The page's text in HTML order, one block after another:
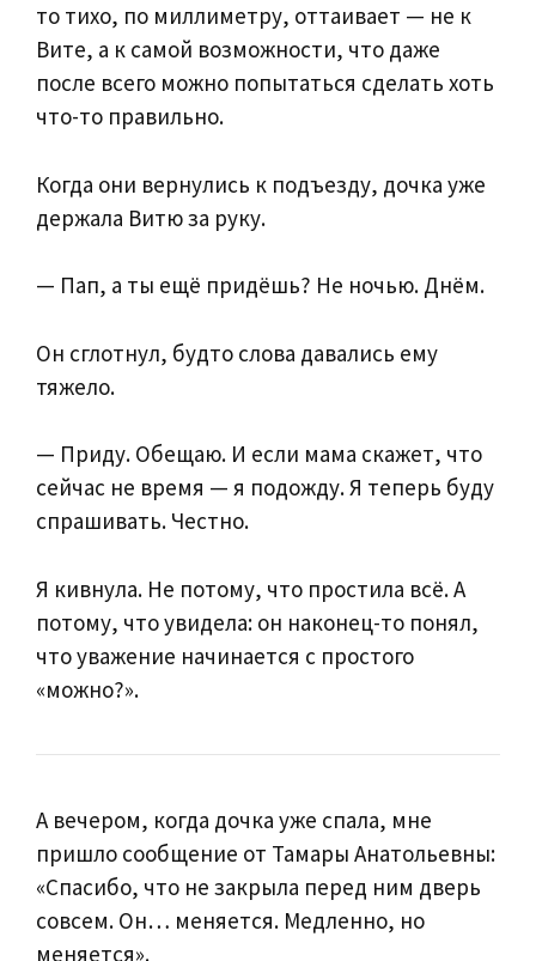
то тихо, по миллиметру, оттаивает — не к
Вите, а к самой возможности, что даже
после всего можно попытаться сделать хоть
что-то правильно.
Когда они вернулись к подъезду, дочка уже
держала Витю за руку.
— Пап, а ты ещё придёшь? Не ночью. Днём.
Он сглотнул, будто слова давались ему
тяжело.
— Приду. Обещаю. И если мама скажет, что
сейчас не время — я подожду. Я теперь буду
спрашивать. Честно.
Я кивнула. Не потому, что простила всё. А
потому, что увидела: он наконец-то понял,
что уважение начинается с простого
«можно?».
А вечером, когда дочка уже спала, мне
пришло сообщение от Тамары Анатольевны:
«Спасибо, что не закрыла перед ним дверь
совсем. Он… меняется. Медленно, но
меняется».